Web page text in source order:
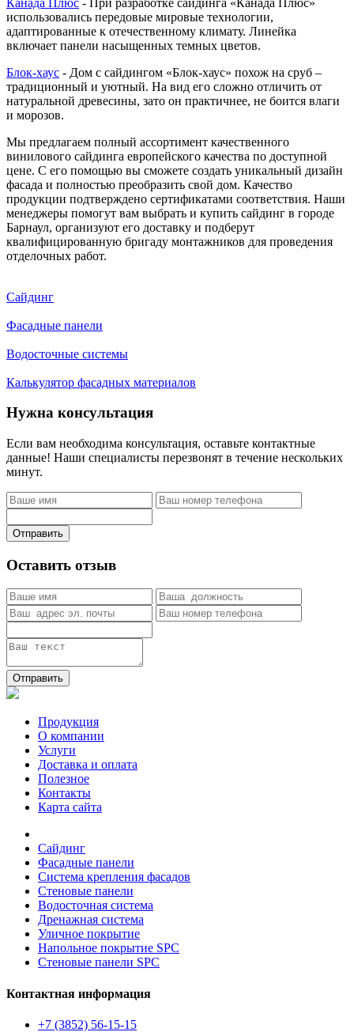
использовались передовые мировые технологии,
адаптированные к отечественному климату. Линейка
включает панели насыщенных темных цветов.
Блок-хаус - Дом с сайдингом «Блок-хаус» похож на сруб –
традиционный и уютный. На вид его сложно отличить от
натуральной древесины, зато он практичнее, не боится влаги
и морозов.
Мы предлагаем полный ассортимент качественного
винилового сайдинга европейского качества по доступной
цене. С его помощью вы сможете создать уникальный дизайн
фасада и полностью преобразить свой дом. Качество
продукции подтверждено сертификатами соответствия. Наши
менеджеры помогут вам выбрать и купить сайдинг в городе
Барнаул, организуют его доставку и подберут
квалифицированную бригаду монтажников для проведения
отделочных работ.
Сайдинг
Фасадные панели
Водосточные системы
Калькулятор фасадных материалов
Нужна консультация
Если вам необходима консультация, оставьте контактные
данные! Наши специалисты перезвонят в течение нескольких
минут.
Отправить
Оставить отзыв
Отправить
Продукция
О компании
Услуги
Доставка и оплата
Полезное
Контакты
Карта сайта
Сайдинг
Фасадные панели
Система крепления фасадов
Стеновые панели
Водосточная система
Дренажная система
Уличное покрытие
Напольное покрытие SPC
Стеновые панели SPC
Контактная информация
+7 (3852) 56-15-15